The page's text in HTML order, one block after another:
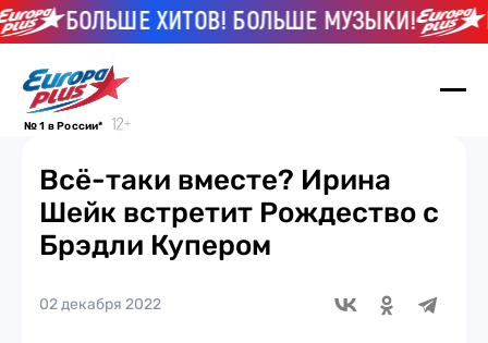
БОЛЬШЕ ХИТОВ! БОЛЬШЕ МУЗЫКИ!
№ 1 в России*
Всё-таки вместе? Ирина
Шейк встретит Рождество с
Брэдли Купером
02 декабря 2022